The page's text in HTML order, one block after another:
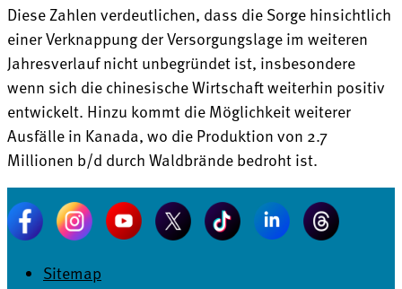
Diese Zahlen verdeutlichen, dass die Sorge hinsichtlich
einer Verknappung der Versorgungslage im weiteren
Jahresverlauf nicht unbegründet ist, insbesondere
wenn sich die chinesische Wirtschaft weiterhin positiv
entwickelt. Hinzu kommt die Möglichkeit weiterer
Ausfälle in Kanada, wo die Produktion von 2.7
Millionen b/d durch Waldbrände bedroht ist.
Sitemap